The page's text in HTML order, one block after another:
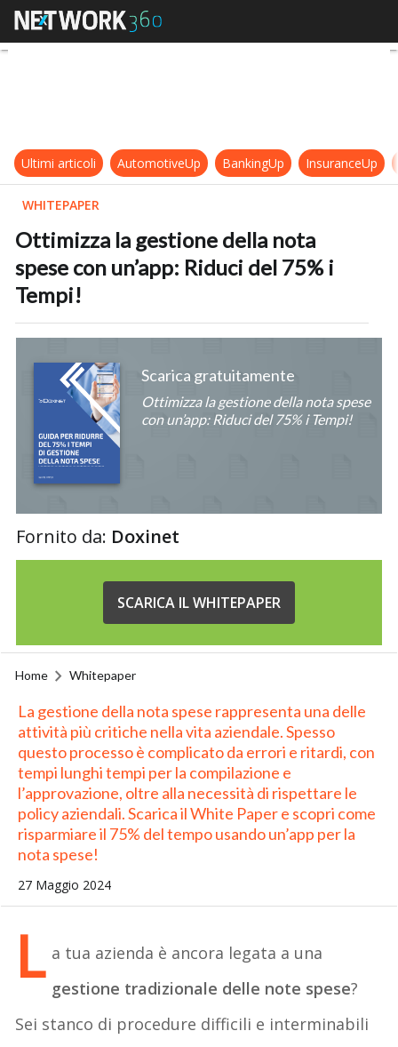
Ottimizza la gestione della nota
Ultimi articoli AutomotiveUp BankingUp InsuranceUp
WHITEPAPER
Ottimizza la gestione della nota
spese con un’app: Riduci del 75% i
Tempi!
Scarica gratuitamente
Ottimizza la gestione della nota spese
con un’app: Riduci del 75% i Tempi!
Fornito da: Doxinet
SCARICA IL WHITEPAPER
Home Whitepaper
La gestione della nota spese rappresenta una delle
attività più critiche nella vita aziendale. Spesso
questo processo è complicato da errori e ritardi, con
tempi lunghi tempi per la compilazione e
l’approvazione, oltre alla necessità di rispettare le
policy aziendali. Scarica il White Paper e scopri come
risparmiare il 75% del tempo usando un’app per la
nota spese!
27 Maggio 2024
L a tua azienda è ancora legata a una
gestione tradizionale delle note spese?
Sei stanco di procedure difficili e interminabili